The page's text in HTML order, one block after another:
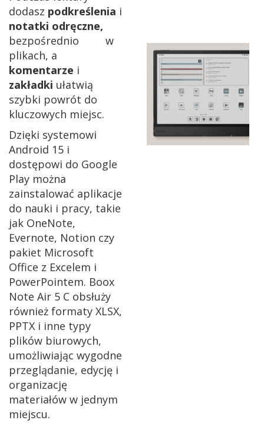
dodasz podkreślenia i
notatki odręczne,
bezpośrednio w
plikach, a
komentarze i
zakładki ułatwią
szybki powrót do
kluczowych miejsc.
Dzięki systemowi
Android 15 i
dostępowi do Google
Play można
zainstalować aplikacje
do nauki i pracy, takie
jak OneNote,
Evernote, Notion czy
pakiet Microsoft
Office z Excelem i
PowerPointem. Boox
Note Air 5 C obsłuży
również formaty XLSX,
PPTX i inne typy
plików biurowych,
umożliwiając wygodne
przeglądanie, edycję i
organizację
materiałów w jednym
miejscu.